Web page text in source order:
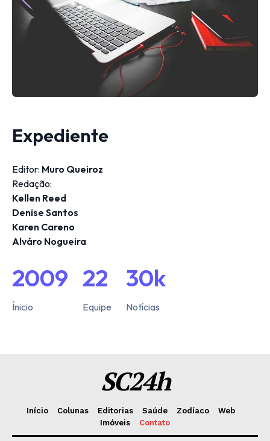
Expediente
Editor: Muro Queiroz
Redação:
Kellen Reed
Denise Santos
Karen Careno
Alváro Nogueira
2009
Ínicio
22
Equipe
30k
Notícias
SC24h
Início Colunas Editorias Saúde Zodíaco
Web
Imóveis
Contato